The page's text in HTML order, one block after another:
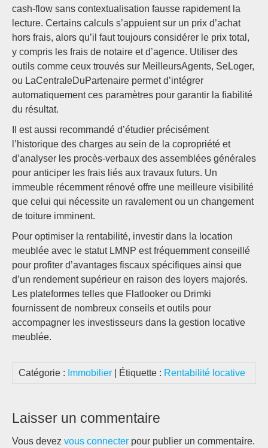
cash-flow sans contextualisation fausse rapidement la
lecture. Certains calculs s’appuient sur un prix d’achat
hors frais, alors qu’il faut toujours considérer le prix total,
y compris les frais de notaire et d’agence. Utiliser des
outils comme ceux trouvés sur MeilleursAgents, SeLoger,
ou LaCentraleDuPartenaire permet d’intégrer
automatiquement ces paramètres pour garantir la fiabilité
du résultat.
Il est aussi recommandé d’étudier précisément
l’historique des charges au sein de la copropriété et
d’analyser les procès-verbaux des assemblées générales
pour anticiper les frais liés aux travaux futurs. Un
immeuble récemment rénové offre une meilleure visibilité
que celui qui nécessite un ravalement ou un changement
de toiture imminent.
Pour optimiser la rentabilité, investir dans la location
meublée avec le statut LMNP est fréquemment conseillé
pour profiter d’avantages fiscaux spécifiques ainsi que
d’un rendement supérieur en raison des loyers majorés.
Les plateformes telles que Flatlooker ou Drimki
fournissent de nombreux conseils et outils pour
accompagner les investisseurs dans la gestion locative
meublée.
Catégorie : Immobilier | Étiquette : Rentabilité locative
Laisser un commentaire
Vous devez vous connecter pour publier un commentaire.